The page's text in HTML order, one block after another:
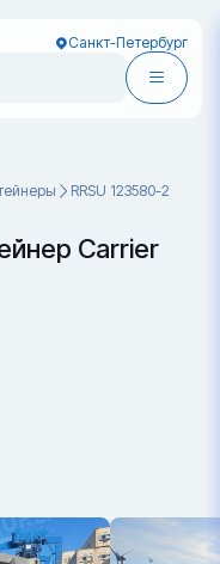
Санкт-Петербург
RRSU 123580-2
Carrier